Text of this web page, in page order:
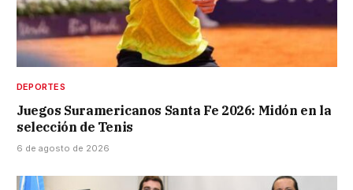
DEPORTES
Juegos Suramericanos Santa Fe 2026: Midón en la
selección de Tenis
6 de agosto de 2026